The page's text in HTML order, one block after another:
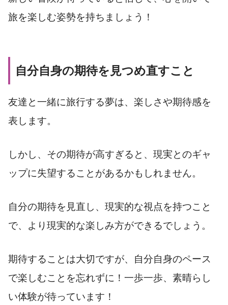
旅を楽しむ姿勢を持ちましょう！
自分自身の期待を見つめ直すこと
友達と一緒に旅行する夢は、楽しさや期待感を
表します。
しかし、その期待が高すぎると、現実とのギャ
ップに失望することがあるかもしれません。
自分の期待を見直し、現実的な視点を持つこと
で、より現実的な楽しみ方ができるでしょう。
期待することは大切ですが、自分自身のペース
で楽しむことを忘れずに！一歩一歩、素晴らし
い体験が待っています！